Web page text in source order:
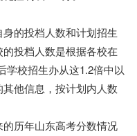
的投档人数和计划招生
投档人数是根据各校在
学校招生办从这1.2倍中以
他信息，按计划内人数
历年山东高考分数情况